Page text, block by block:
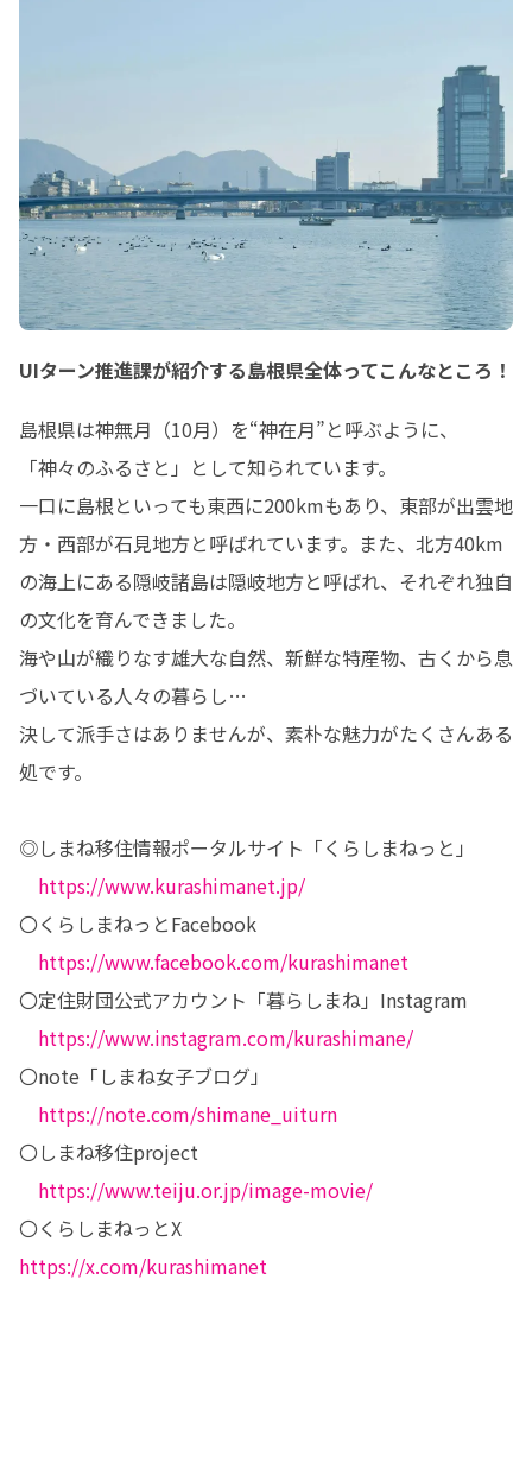
UIターン推進課が紹介する島根県全体ってこんなところ！
島根県は神無月（10月）を“神在月”と呼ぶように、
「神々のふるさと」として知られています。
一口に島根といっても東西に200kmもあり、東部が出雲地
方・西部が石見地方と呼ばれています。また、北方40km
の海上にある隠岐諸島は隠岐地方と呼ばれ、それぞれ独自
の文化を育んできました。
海や山が織りなす雄大な自然、新鮮な特産物、古くから息
づいている人々の暮らし…
決して派手さはありませんが、素朴な魅力がたくさんある
処です。
◎しまね移住情報ポータルサイト「くらしまねっと」
https://www.kurashimanet.jp/
〇くらしまねっとFacebook
https://www.facebook.com/kurashimanet
〇定住財団公式アカウント「暮らしまね」Instagram
https://www.instagram.com/kurashimane/
〇note「しまね女子ブログ」
https://note.com/shimane_uiturn
〇しまね移住project
https://www.teiju.or.jp/image-movie/
https://x.com/kurashimanet